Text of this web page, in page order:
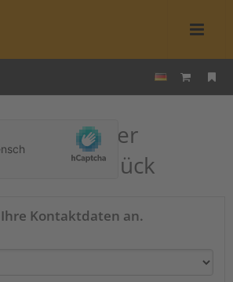
& Siebenglück
Kontaktdaten an.